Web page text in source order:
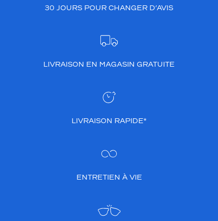
30 JOURS POUR CHANGER D’AVIS
LIVRAISON EN MAGASIN GRATUITE
LIVRAISON RAPIDE*
ENTRETIEN À VIE